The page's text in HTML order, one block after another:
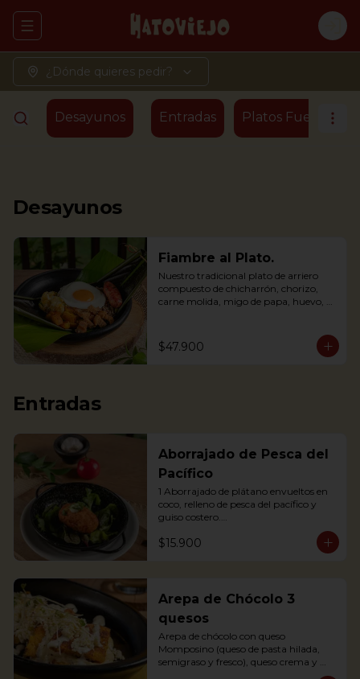
Abrir menu de navegación
¿Dónde quieres pedir?
Desayunos Entradas Platos Fuertes -
Desayunos
Fiambre al Plato.
Nuestro tradicional plato de arriero
compuesto de chicharrón, chorizo,
carne molida, migo de papa, huevo,
$47.900
Entradas
Aborrajado de Pesca del
Pacífico
1 Aborrajado de plátano envueltos en
coco, relleno de pesca del pacífico y
guiso costero.
Pesca según disponibilidad: Dorado o
Bravo
$15.900
Arepa de Chócolo 3
quesos
Arepa de chócolo con queso
Momposino (queso de pasta hilada,
semigraso y fresco), queso crema y